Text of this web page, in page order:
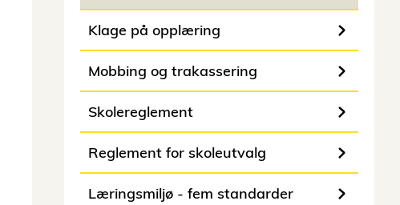
Klage på opplæring
Mobbing og trakassering
Skolereglement
Reglement for skoleutvalg
Læringsmiljø - fem standarder